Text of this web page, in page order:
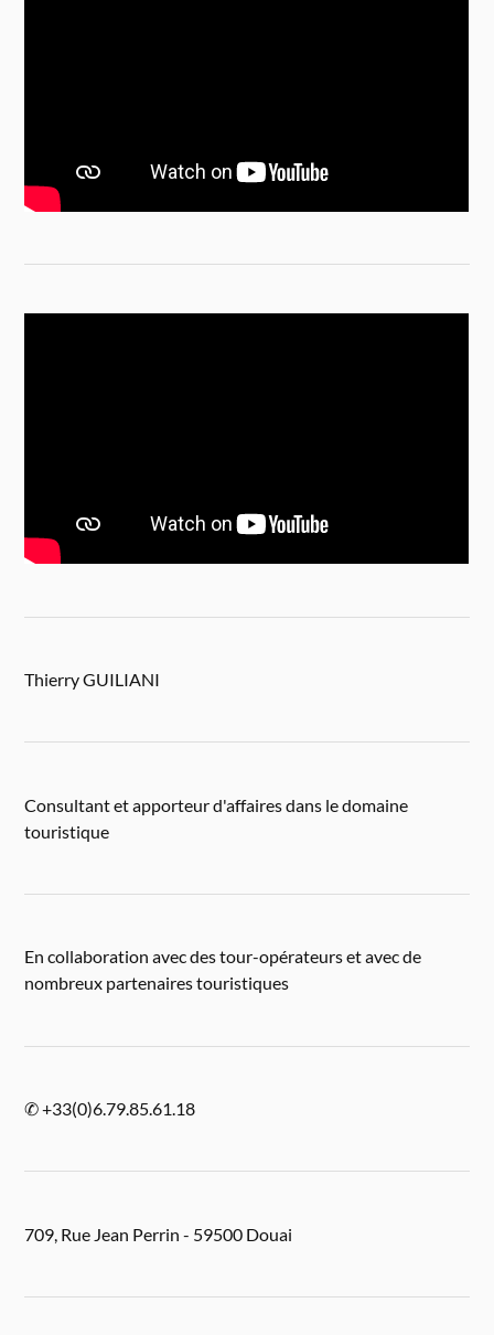
Thierry GUILIANI
Consultant et apporteur d'affaires dans le domaine
touristique
En collaboration avec des tour-opérateurs et avec de
nombreux partenaires touristiques
✆ +33(0)6.79.85.61.18
709, Rue Jean Perrin - 59500 Douai